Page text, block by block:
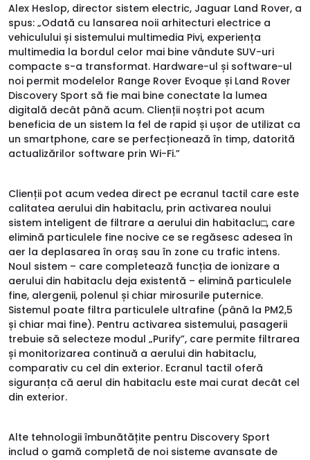
Alex Heslop, director sistem electric, Jaguar Land Rover, a
spus: „Odată cu lansarea noii arhitecturi electrice a
vehiculului și sistemului multimedia Pivi, experiența
multimedia la bordul celor mai bine vândute SUV-uri
compacte s-a transformat. Hardware-ul și software-ul
noi permit modelelor Range Rover Evoque și Land Rover
Discovery Sport să fie mai bine conectate la lumea
digitală decât până acum. Clienții noștri pot acum
beneficia de un sistem la fel de rapid și ușor de utilizat ca
un smartphone, care se perfecționează în timp, datorită
actualizărilor software prin Wi-Fi.”
Clienții pot acum vedea direct pe ecranul tactil care este
calitatea aerului din habitaclu, prin activarea noului
sistem inteligent de filtrare a aerului din habitaclu□, care
elimină particulele fine nocive ce se regăsesc adesea în
aer la deplasarea în oraș sau în zone cu trafic intens.
Noul sistem – care completează funcția de ionizare a
aerului din habitaclu deja existentă – elimină particulele
fine, alergenii, polenul și chiar mirosurile puternice.
Sistemul poate filtra particulele ultrafine (până la PM2,5
și chiar mai fine). Pentru activarea sistemului, pasagerii
trebuie să selecteze modul „Purify”, care permite filtrarea
și monitorizarea continuă a aerului din habitaclu,
comparativ cu cel din exterior. Ecranul tactil oferă
siguranța că aerul din habitaclu este mai curat decât cel
din exterior.
Alte tehnologii îmbunătățite pentru Discovery Sport
includ o gamă completă de noi sisteme avansate de